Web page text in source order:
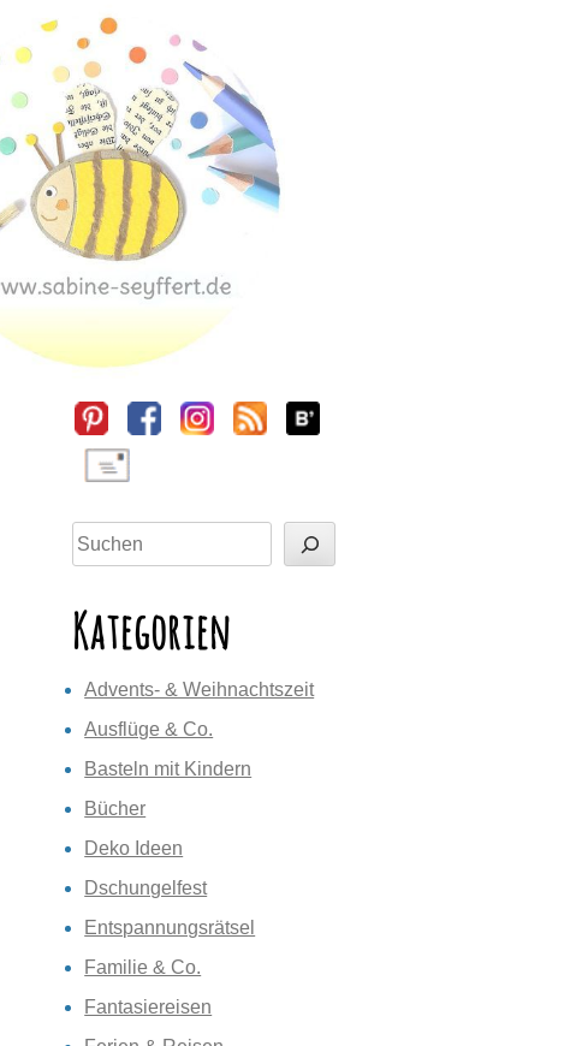
Sidebar
Suchen
Kategorien
Advents- & Weihnachtszeit
Ausflüge & Co.
Basteln mit Kindern
Bücher
Deko Ideen
Dschungelfest
Entspannungsrätsel
Familie & Co.
Fantasiereisen